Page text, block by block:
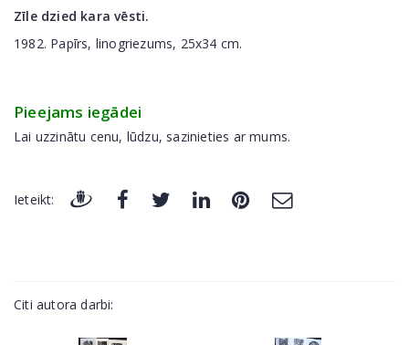
Zīle dzied kara vēsti.
1982. Papīrs, linogriezums, 25x34 cm.
Pieejams iegādei
Lai uzzinātu cenu, lūdzu, sazinieties ar mums.
Ieteikt:
Citi autora darbi: